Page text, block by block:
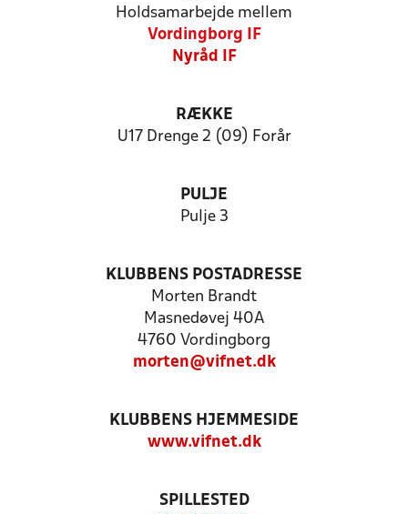
Holdsamarbejde mellem
Vordingborg IF
Nyråd IF
RÆKKE
U17 Drenge 2 (09) Forår
PULJE
Pulje 3
KLUBBENS POSTADRESSE
Morten Brandt
Masnedøvej 40A
4760 Vordingborg
morten@vifnet.dk
KLUBBENS HJEMMESIDE
www.vifnet.dk
SPILLESTED